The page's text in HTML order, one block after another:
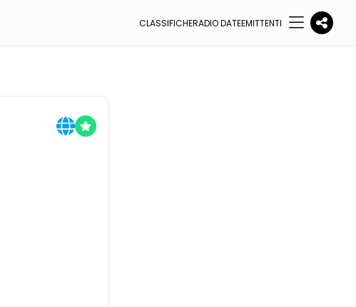
CLASSIFICHERADIO DATEEMITTENTI